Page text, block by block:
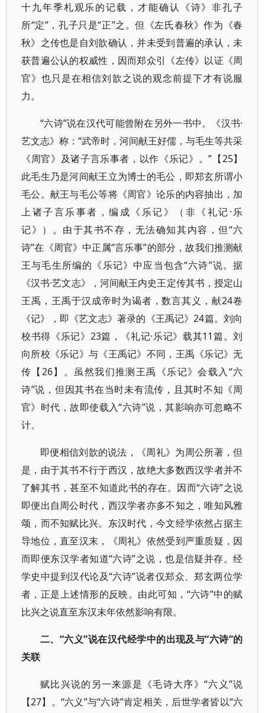
十九年季札观乐的记载，才能确认《诗》非孔子
所“定”，孔子只是“正”之。但《左氏春秋》作为《春
秋》之传也是自刘歆确认，并未受到普遍的承认，未
获普遍公认的权威性，因而郑众引《左传》以证《周
官》也只是在相信刘歆之说的观念前提下才有说服
力。
“六诗”说在汉代可能曾附在另外一书中。《汉书·
艺文志》称：“武帝时，河间献王好儒，与毛生等共采
《周官》及诸子言乐事者，以作《乐记》。”【25】
此毛生乃是河间献王立为博士的毛公，即郑玄所谓小
毛公。献王与毛公等将《周官》论乐的内容抽出，加
上诸子言乐事者，编成《乐记》（非《礼记·乐
记》）。由于其书不存，无法确知其内容，但“六
诗”在《周官》中正属“言乐事”的部分，故我们推测献
王与毛生所编的《乐记》中应当包含“六诗”说。据
《汉书·艺文志》，河间献王内史王定传其书，授定山
王禹，王禹于汉成帝时为谒者，数言其义，献24卷
《记》，即《艺文志》著录的《王禹记》24篇。刘向
校书得《乐记》23篇，《礼记·乐记》载其11篇。刘
向所校《乐记》与《王禹记》不同，王禹《乐记》无
传【26】。虽然我们推测王禹《乐记》会载入“六
诗”说，但因其书在当时未有流传，且其时不知《周
官》时代，故即使载入“六诗”说，其影响亦可忽略不
计。
即便相信刘歆的说法，《周礼》为周公所著，但
是，由于其书不行于西汉，故绝大多数西汉学者并不
了解其书，甚至不知道此书的存在。因而“六诗”之说
即便出自周公时代，西汉学者亦多不知之，唯知风雅
颂，而不知赋比兴。东汉时代，今文经学依然占据主
导地位，直至汉末，《周礼》依然受到严重质疑，因
而即便东汉学者知道“六诗”之说，也是信疑并存。经
学史中提到汉代论及“六诗”说者仅郑众、郑玄两位学
者，正是上述情形的反映。由此可知，“六诗”中的赋
比兴之说直至东汉末年依然影响有限。
二、“六义”说在汉代经学中的出现及与“六诗”的
关联
赋比兴说的另一来源是《毛诗大序》“六义”说
【27】。“六义”与“六诗”肯定相关，后世学者皆以“六